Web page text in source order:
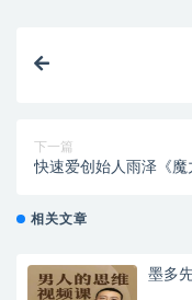
下一篇
快速爱创始人雨泽《
相关文章
墨多